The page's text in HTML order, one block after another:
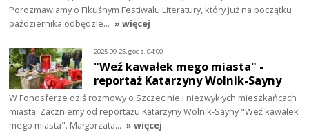
Porozmawiamy o Fikuśnym Festiwalu Literatury, który już na początku
października odbędzie… » więcej
2025-09-25, godz. 04:00
"Weź kawałek mego miasta" -
reportaż Katarzyny Wolnik-Sayny
W Fonosferze dziś rozmowy o Szczecinie i niezwykłych mieszkańcach
miasta. Zaczniemy od reportażu Katarzyny Wolnik-Sayny "Weź kawałek
mego miasta". Małgorzata… » więcej